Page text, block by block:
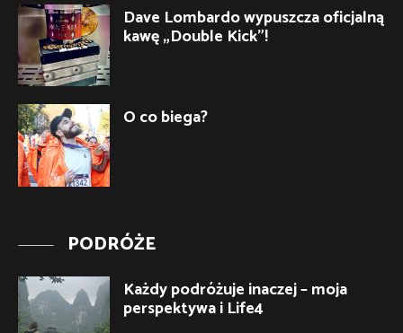
Dave Lombardo wypuszcza oficjalną
kawę „Double Kick”!
O co biega?
PODRÓŻE
Każdy podróżuje inaczej – moja
perspektywa i Life4